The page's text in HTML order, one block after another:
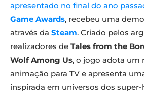
apresentado no final do ano
Game Awards, recebeu uma
através da Steam. Criado pelos
realizadores de Tales from the
Wolf Among Us, o jogo adota um
animação para TV e apresenta
inspirada em universos dos super-